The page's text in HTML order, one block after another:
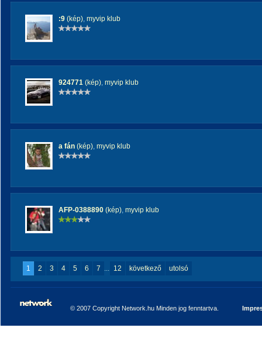
:9 (kép), myvip klub
924771 (kép), myvip klub
a fán (kép), myvip klub
AFP-0388890 (kép), myvip klub
1 2 3 4 5 6 7 ... 12 következő utolsó
© 2007 Copyright Network.hu Minden jog fenntartva.